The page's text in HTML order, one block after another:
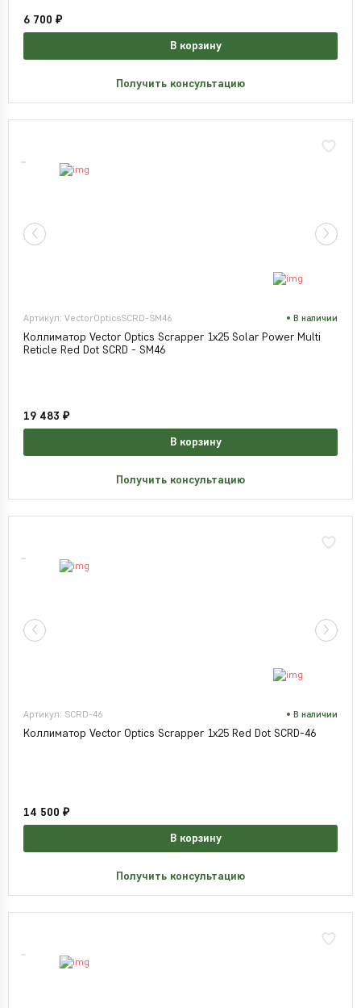
6 700 ₽
В корзину
Получить консультацию
Артикул: VectorOpticsSCRD-SM46 В наличии
Коллиматор Vector Optics Scrapper 1x25 Solar Power Multi
Reticle Red Dot SCRD - SM46
19 483 ₽
В корзину
Получить консультацию
Артикул: SCRD-46 В наличии
Коллиматор Vector Optics Scrapper 1x25 Red Dot SCRD-46
14 500 ₽
В корзину
Получить консультацию